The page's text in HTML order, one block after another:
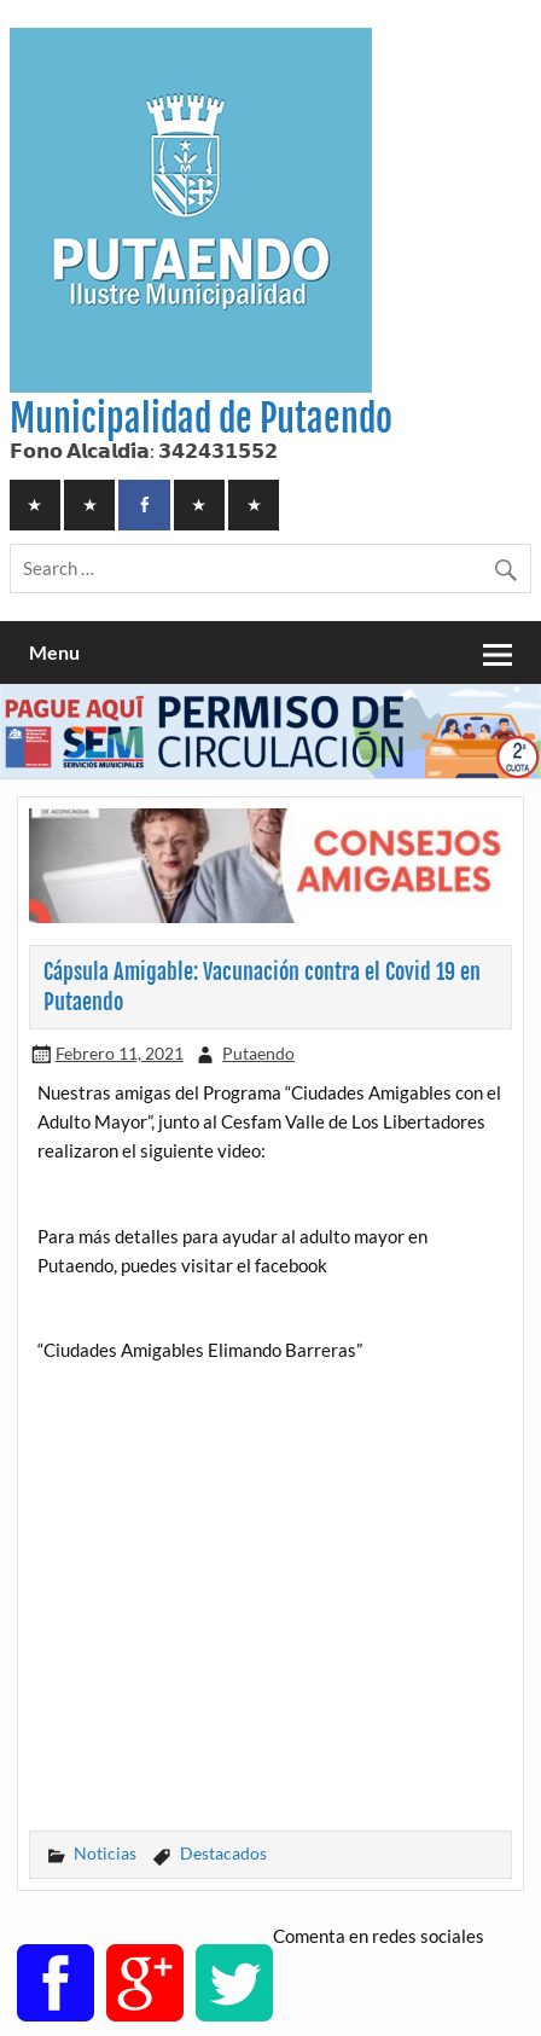
to
Municipalidad de Putaendo
𝗙𝗼𝗻𝗼 𝗔𝗹𝗰𝗮𝗹𝗱𝗶́𝗮: 𝟯𝟰𝟮𝟰𝟯𝟭𝟱𝟱𝟮
Menu
Cápsula Amigable: Vacunación contra el Covid 19 en
Putaendo
Febrero 11, 2021 Putaendo
Nuestras amigas del Programa “Ciudades Amigables con el
Adulto Mayor”, junto al Cesfam Valle de Los Libertadores
realizaron el siguiente video:
Para más detalles para ayudar al adulto mayor en
Putaendo, puedes visitar el facebook
“Ciudades Amigables Elimando Barreras”
Noticias Destacados
Comenta en redes sociales